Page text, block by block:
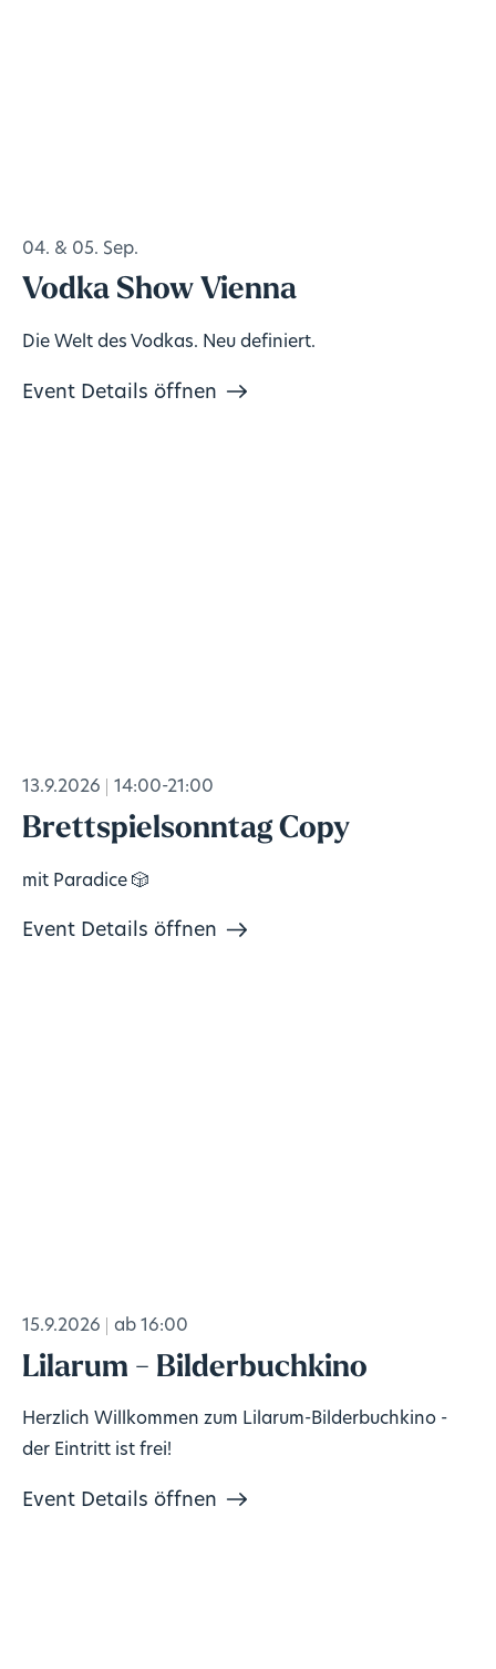
04. & 05. Sep.
Vodka Show Vienna
Die Welt des Vodkas. Neu definiert.
Event Details öffnen
13.9.2026 14:00-21:00
Brettspielsonntag Copy
mit Paradice 🎲
Event Details öffnen
15.9.2026 ab 16:00
Lilarum - Bilderbuchkino
Herzlich Willkommen zum Lilarum-Bilderbuchkino -
der Eintritt ist frei!
Event Details öffnen